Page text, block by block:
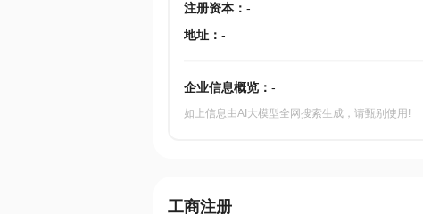
注册资本： -
地址： -
企业信息概览： -
如上信息由AI大模型全网搜索生成，请甄别使用!
工商注册